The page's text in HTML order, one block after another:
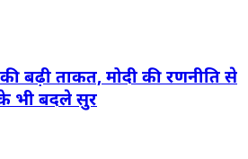
बढ़ी ताकत, मोदी की रणनीति से
भी बदले सुर